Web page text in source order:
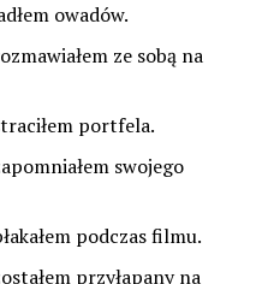
owadów.
ze sobą na
portfela.
swojego
podczas filmu.
przyłapany na